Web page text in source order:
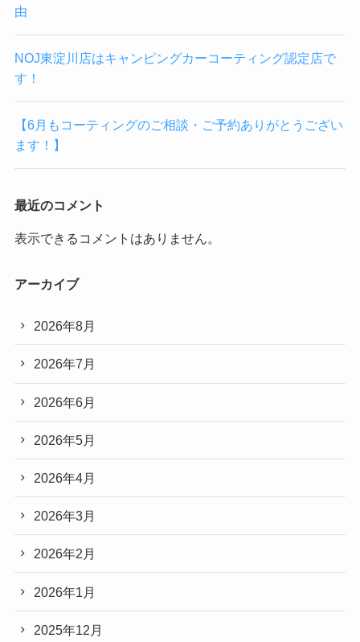
由
NOJ東淀川店はキャンピングカーコーティング認定店で
す！
【6月もコーティングのご相談・ご予約ありがとうござい
ます！】
最近のコメント
表示できるコメントはありません。
アーカイブ
2026年8月
2026年7月
2026年6月
2026年5月
2026年4月
2026年3月
2026年2月
2026年1月
2025年12月